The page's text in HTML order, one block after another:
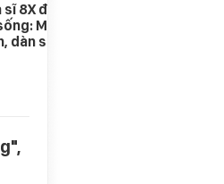
sĩ 8X được tìm thấy
Mẹ già - bạn
dàn sao thất thần